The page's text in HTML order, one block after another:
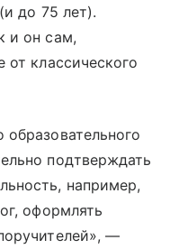
до 75 лет).
и он сам,
от классического
подтверждать
например,
оформлять
—